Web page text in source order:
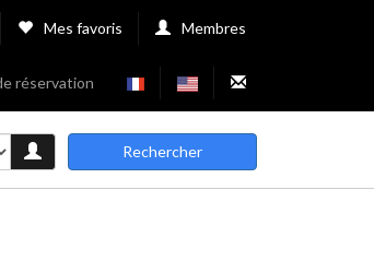
Mes favoris Membres
réservation
Rechercher